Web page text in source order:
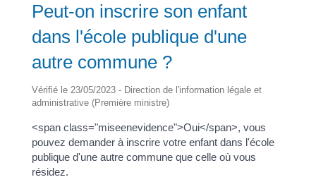
Peut-on inscrire son enfant
dans l'école publique d'une
autre commune ?
Vérifié le 23/05/2023 - Direction de l'information légale et
administrative (Première ministre)
<span class="miseenevidence">Oui</span>, vous
pouvez demander à inscrire votre enfant dans l'école
publique d'une autre commune que celle où vous
résidez.